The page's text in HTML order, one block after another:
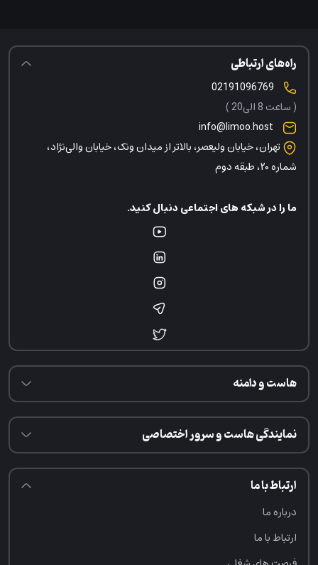
هاست و دامنه
نمایندگی هاست و سرور اختصاصی
ارتباط با ما
درباره ما
ارتباط با ما
راه‌های ارتباطی
( ساعت 8 الی20 )
info@limoo.host
تهران، خیابان ولیعصر، بالاتر از میدان ونک، خیابان والی‌نژاد،
شماره ۲۰، طبقه دوم
ما را در شبکه های اجتماعی دنبال کنید.